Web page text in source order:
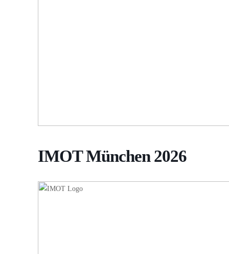
IMOT München 2026